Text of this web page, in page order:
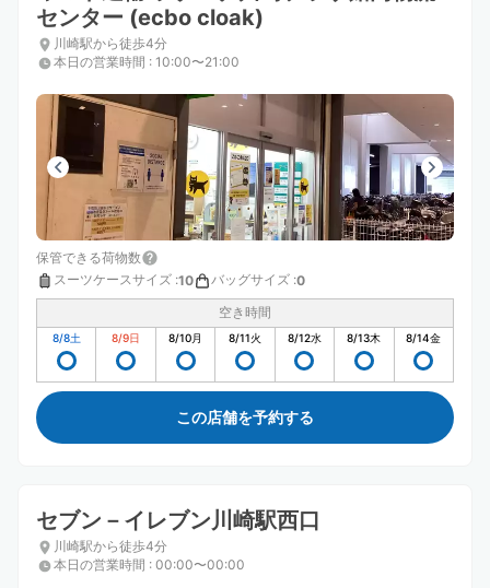
shortcuts
for
changing
dates.
shortcuts
for
changing
dates.
センター (ecbo cloak)
川崎駅から徒歩4分
本日の営業時間 : 10:00〜21:00
保管できる荷物数
スーツケースサイズ :10 バッグサイズ :0
空き時間
8/8土 8/9日 8/10月 8/11火 8/12水 8/13木 8/14金
この店舗を予約する
セブン－イレブン川崎駅西口
川崎駅から徒歩4分
本日の営業時間 : 00:00〜00:00